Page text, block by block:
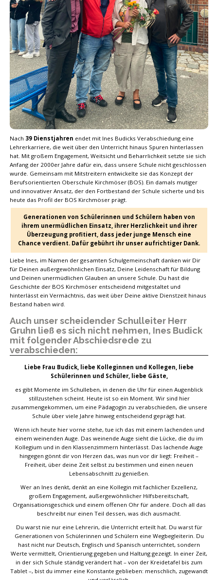
Nach 39 Dienstjahren endet mit Ines Budicks Verabschiedung eine
Lehrerkarriere, die weit über den Unterricht hinaus Spuren hinterlassen
hat. Mit großem Engagement, Weitsicht und Beharrlichkeit setzte sie sich
Anfang der 2000er Jahre dafür ein, dass unsere Schule nicht geschlossen
wurde. Gemeinsam mit Mitstreitern entwickelte sie das Konzept der
Berufsorientierten Oberschule Kirchmöser (BOS). Ein damals mutiger
und innovativer Ansatz, der den Fortbestand der Schule sicherte und bis
heute das Profil der BOS Kirchmöser prägt.
Generationen von Schülerinnen und Schülern haben von
ihrem unermüdlichen Einsatz, ihrer Herzlichkeit und ihrer
Überzeugung profitiert, dass jeder junge Mensch eine
Chance verdient. Dafür gebührt ihr unser aufrichtiger Dank.
Liebe Ines, im Namen der gesamten Schulgemeinschaft danken wir Dir
für Deinen außergewöhnlichen Einsatz, Deine Leidenschaft für Bildung
und Deinen unermüdlichen Glauben an unsere Schule. Du hast die
Geschichte der BOS Kirchmöser entscheidend mitgestaltet und
hinterlässt ein Vermächtnis, das weit über Deine aktive Dienstzeit hinaus
Bestand haben wird.
Auch unser scheidender Schulleiter Herr
Gruhn ließ es sich nicht nehmen, Ines Budick
mit folgender Abschiedsrede zu
verabschieden:
Liebe Frau Budick, liebe Kolleginnen und Kollegen, liebe
Schülerinnen und Schüler, liebe Gäste,
es gibt Momente im Schulleben, in denen die Uhr für einen Augenblick
stillzustehen scheint. Heute ist so ein Moment. Wir sind hier
zusammengekommen, um eine Pädagogin zu verabschieden, die unsere
Schule über viele Jahre hinweg entscheidend geprägt hat.
Wenn ich heute hier vorne stehe, tue ich das mit einem lachenden und
einem weinenden Auge. Das weinende Auge sieht die Lücke, die du im
Kollegium und in den Klassenzimmern hinterlässt. Das lachende Auge
hingegen gönnt dir von Herzen das, was nun vor dir liegt: Freiheit –
Freiheit, über deine Zeit selbst zu bestimmen und einen neuen
Lebensabschnitt zu genießen.
Wer an Ines denkt, denkt an eine Kollegin mit fachlicher Exzellenz,
großem Engagement, außergewöhnlicher Hilfsbereitschaft,
Organisationsgeschick und einem offenen Ohr für andere. Doch all das
beschreibt nur einen Teil dessen, was dich ausmacht.
Du warst nie nur eine Lehrerin, die Unterricht erteilt hat. Du warst für
Generationen von Schülerinnen und Schülern eine Wegbegleiterin. Du
hast nicht nur Deutsch, Englisch und Spanisch unterrichtet, sondern
Werte vermittelt, Orientierung gegeben und Haltung gezeigt. In einer Zeit,
in der sich Schule ständig verändert hat – von der Kreidetafel bis zum
Tablet –, bist du immer eine Konstante geblieben: menschlich, zugewandt